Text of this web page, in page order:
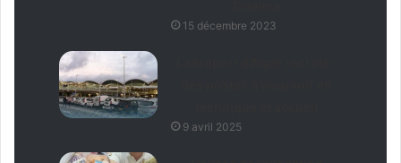
15 décembre 2023
9 avril 2025